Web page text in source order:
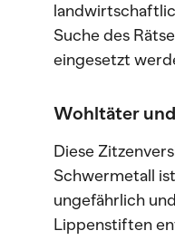
Suche des
eingesetzt
Wohltäter
Diese
Schwermetall
ungefährlich
Lippenstiften